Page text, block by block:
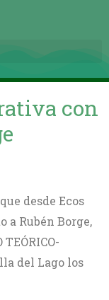
con
desde Ecos
a Rubén Borge,
del Lago los